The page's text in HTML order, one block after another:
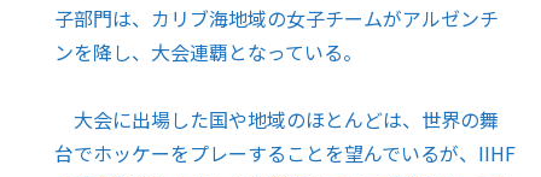
子部門は、カリブ海地域の女子チームがアルゼンチ
ンを降し、大会連覇となっている。
大会に出場した国や地域のほとんどは、世界の舞
台でホッケーをプレーすることを望んでいるが、IIHF